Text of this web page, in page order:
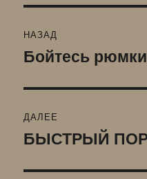
по
НАЗАД
Предыдущая
Бойтесь
ДАЛЕЕ
Следующая
БЫСТРЫЙ